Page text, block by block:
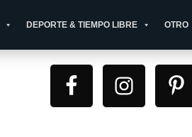
DEPORTE & TIEMPO LIBRE OTRO
Primary
Sidebar